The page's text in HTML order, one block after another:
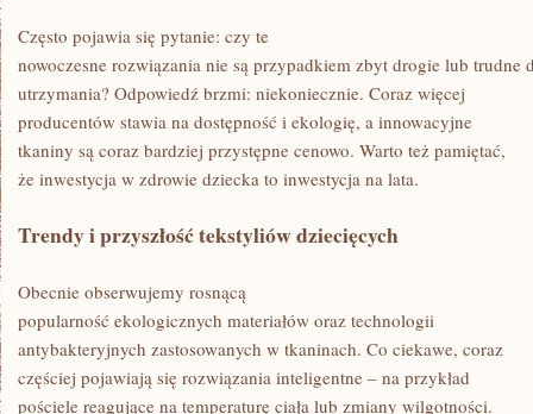
Często pojawia się pytanie: czy te
nowoczesne rozwiązania nie są przypadkiem zbyt drogie lub trudne
utrzymania? Odpowiedź brzmi: niekoniecznie. Coraz więcej
producentów stawia na dostępność i ekologię, a innowacyjne
tkaniny są coraz bardziej przystępne cenowo. Warto też pamiętać,
że inwestycja w zdrowie dziecka to inwestycja na lata.
Trendy i przyszłość tekstyliów dziecięcych
Obecnie obserwujemy rosnącą
popularność ekologicznych materiałów oraz technologii
antybakteryjnych zastosowanych w tkaninach. Co ciekawe, coraz
częściej pojawiają się rozwiązania inteligentne – na przykład
pościele reagujące na temperaturę ciała lub zmiany wilgotności.